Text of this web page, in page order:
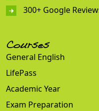
300+ Google
Courses
General English
LifePass
Academic Year
Exam Preparation